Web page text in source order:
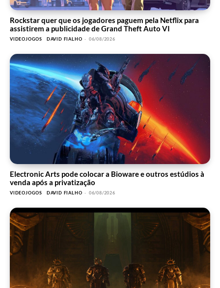
Rockstar quer que os jogadores paguem pela Netflix para
assistirem a publicidade de Grand Theft Auto VI
VIDEOJOGOS DAVID FIALHO - 06/08/2026
Electronic Arts pode colocar a Bioware e outros estúdios à
venda após a privatização
VIDEOJOGOS DAVID FIALHO - 06/08/2026